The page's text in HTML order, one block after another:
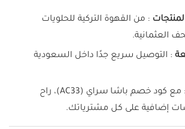
: من القهوة التركية للحلويات
العثمانية.
: التوصيل سريع جدًا داخل السعودية
: مع كود خصم باشا سراي (AC33)، راح
إضافية على كل مشترياتك.